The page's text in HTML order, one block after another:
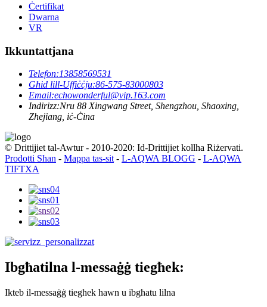
Ċertifikat
Dwarna
VR
Ikkuntattjana
Telefon:13858569531
Għid lill-Uffiċċju:86-575-83000803
Email:echowonderful@vip.163.com
Indirizz:Nru 88 Xingwang Street, Shengzhou, Shaoxing,
Zhejiang, iċ-Ċina
© Drittijiet tal-Awtur - 2010-2020: Id-Drittijiet kollha Riżervati.
Prodotti Sħan - Mappa tas-sit - L-AQWA BLOGG - L-AQWA
TIFTXA
Ibgħatilna l-messaġġ tiegħek:
Ikteb il-messaġġ tiegħek hawn u ibgħatu lilna